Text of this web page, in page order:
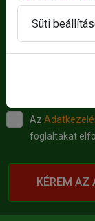
Az
foglaltakat
KÉREM AZ
Süti